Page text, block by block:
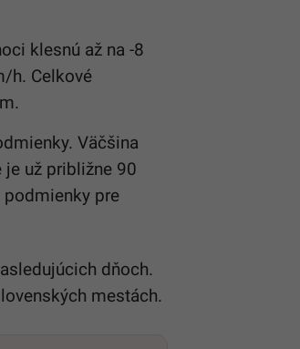
klesnú až na -8
h. Celkové
Väčšina
je už približne 90
podmienky pre
dňoch.
mestách.